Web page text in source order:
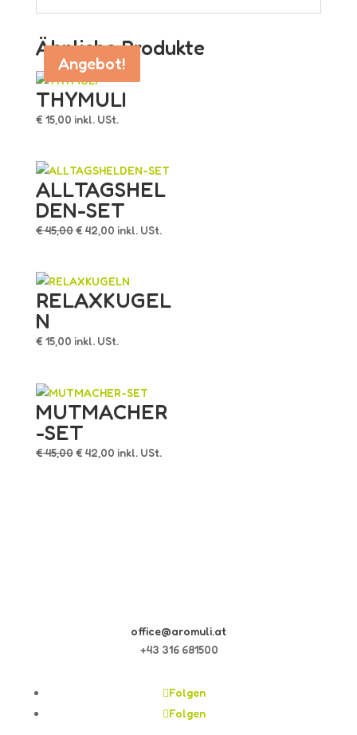
Ähnliche Produkte
THYMULI
€ 15,00 inkl. USt.
Angebot!
ALLTAGSHEL
DEN-SET
€45,00Ursprünglicher
€ 45,00
€ 42,00Aktueller
€ 42,00.
inkl. USt.
RELAXKUGEL
N
€ 15,00 inkl. USt.
Angebot!
MUTMACHER
-SET
€45,00Ursprünglicher
€ 42,00Aktueller
inkl. USt.
office@aromuli.at
+43 316 681500
Folgen
Folgen